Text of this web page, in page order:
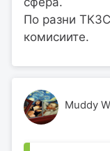
По разни
комисиите.
Muddy